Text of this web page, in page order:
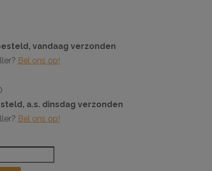
vandaag verzonden
Bel ons op!
a.s. dinsdag verzonden
Bel ons op!